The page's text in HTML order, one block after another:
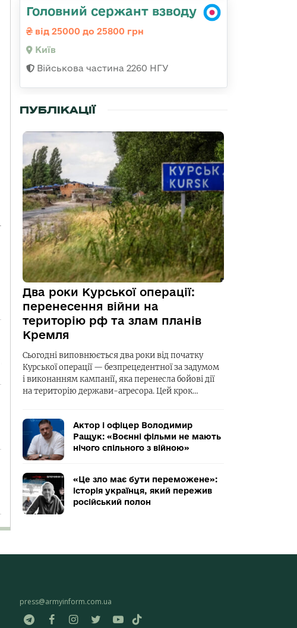
Головний сержант взводу
від 25000 до 25800 грн
Київ
Військова частина 2260 НГУ
ПУБЛІКАЦІЇ
Два роки Курської операції:
перенесення війни на
територію рф та злам планів
Кремля
Сьогодні виповнюється два роки від початку
Курської операції — безпрецедентної за задумом
і виконанням кампанії, яка перенесла бойові дії
на територію держави-агресора. Цей крок…
Актор і офіцер Володимир
Ращук: «Воєнні фільми не мають
нічого спільного з війною»
«Це зло має бути переможене»:
історія українця, який пережив
російський полон
press@armyinform.com.ua